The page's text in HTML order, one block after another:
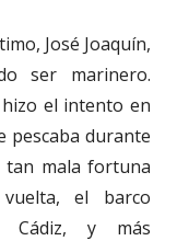
José Joaquín,
ser marinero.
el intento en
pescaba durante
tan mala fortuna
el barco
Cádiz, y más